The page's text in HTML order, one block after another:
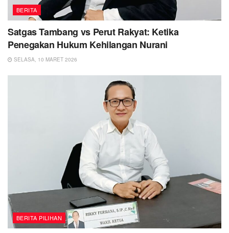
BERITA
Satgas Tambang vs Perut Rakyat: Ketika
Penegakan Hukum Kehilangan Nurani
SELASA, 10 MARET 2026
BERITA PILIHAN